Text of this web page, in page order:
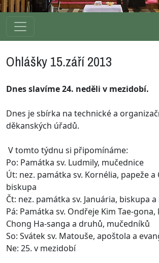
Ohlášky 15.září 2013
Dnes slavíme 24. neděli v mezidobí.
Dnes je sbírka na technické a
děkanských úřadů.
V tomto týdnu si připomínáme:
Po: Památka sv. Ludmily, mučednice
Út: nez. památka sv. Kornélia, papeže a
biskupa
Čt: nez. památka sv. Januária, biskupa
Pá: Památka sv. Ondřeje Kim Tae-gona,
Chong Ha-sanga a druhů, mučedníků
So: Svátek sv. Matouše, apoštola a
Ne: 25. v mezidobí